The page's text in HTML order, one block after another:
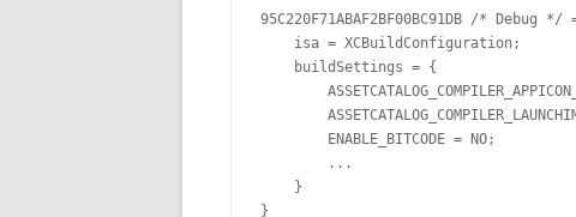
95C220F71ABAF2BF00BC91DB /* Debug */
    isa = XCBuildConfiguration;
    buildSettings = {
        ENABLE_BITCODE = NO;
        ...
    }
}